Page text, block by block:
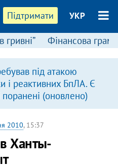
Підтримати УКР
гривні” Фінансова
під атакою
і реактивних БпЛА. Є
поранені (оновлено)
2010, 15:37
Ханты-